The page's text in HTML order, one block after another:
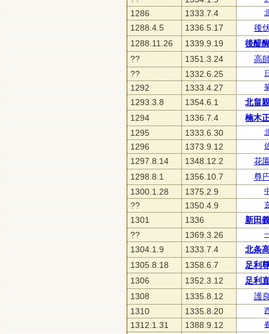
1286 1333.7.4
1288.4.5 1336.5.17
後
1288.11.26
1339.9.19
後醍
??
1351.3.24
高
??
1332.6.25
1292 1333.4.27
1293.3.8 1354.6.1
北畠
1294
1336.7.4
楠木
1295
1333.6.30
1296 1373.9.12
1297.8.14 1348.12.2
花
1298.8.1
1356.10.7
尊
1300.1.28
1375.2.9
?? 1350.4.9
1301 1336
新田
??
1369.3.26
1304.1.9 1333.7.4
北条
1305.8.18
1358.6.7
足利
1306
1352.3.12
足利
1308
1335.8.12
護
1310
1335.8.20
1312.1.31 1388.9.12